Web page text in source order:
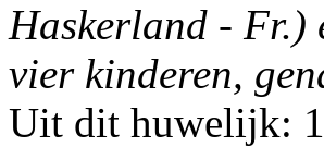
Haskerland - Fr.)
vier kinderen,
Uit dit huwelijk: